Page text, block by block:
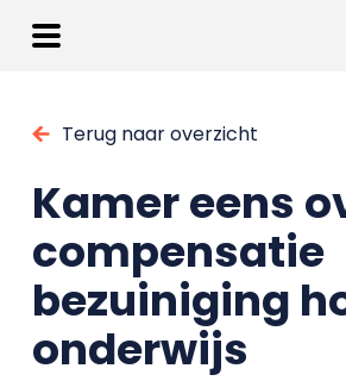
Terug naar overzicht
Kamer eens
compensatie
bezuiniging
onderwijs